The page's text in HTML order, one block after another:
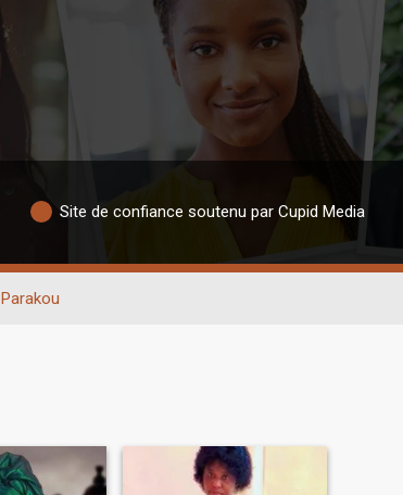
Site de confiance soutenu par Cupid Media
Parakou